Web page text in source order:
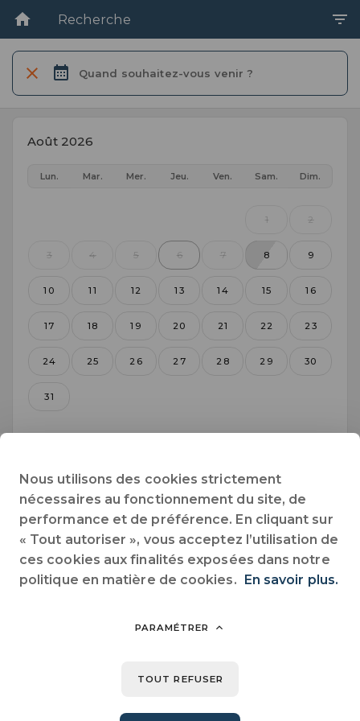
Recherche
Quand souhaitez-vous venir ?
Août 2026
Lun. Mar. Mer. Jeu. Ven. Sam. Dim.
1 2
3 4 5 6 7 8 9
10 11 12 13 14 15 16
17 18 19 20 21 22 23
24 25 26 27 28 29 30
31
Lun. Mar. Mer. Jeu. Ven. Sam. Dim.
1 2 3 4 5 6
7 8 9 10 11 12 13
30
Nous utilisons des cookies strictement
nécessaires au fonctionnement du site, de
performance et de préférence. En cliquant sur
« Tout autoriser », vous acceptez l’utilisation de
ces cookies aux finalités exposées dans notre
politique en matière de cookies. En savoir plus.
PARAMÉTRER
TOUT REFUSER